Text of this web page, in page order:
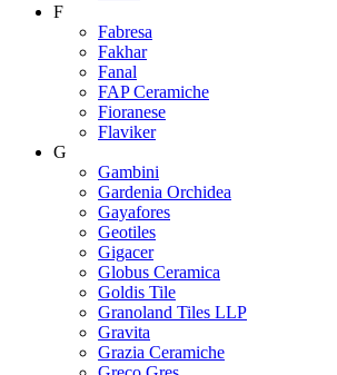
F
Fabresa
Fakhar
Fanal
FAP Ceramiche
Fioranese
Flaviker
G
Gambini
Gardenia Orchidea
Gayafores
Geotiles
Gigacer
Globus Ceramica
Goldis Tile
Granoland Tiles LLP
Gravita
Grazia Ceramiche